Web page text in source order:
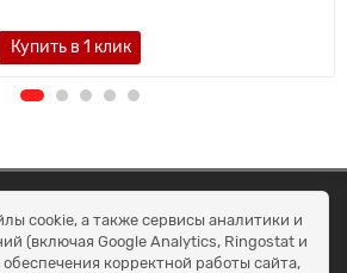
Купить в 1 клик
cookie, а также сервисы аналитики и
(включая Google Analytics, Ringostat и
корректной работы сайта,